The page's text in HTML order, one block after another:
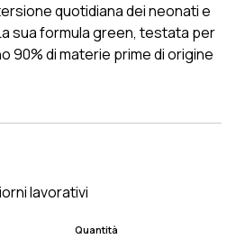
quotidiana dei neonati e
sua formula green, testata per
90% di materie prime di origine
lavorativi
Quantità